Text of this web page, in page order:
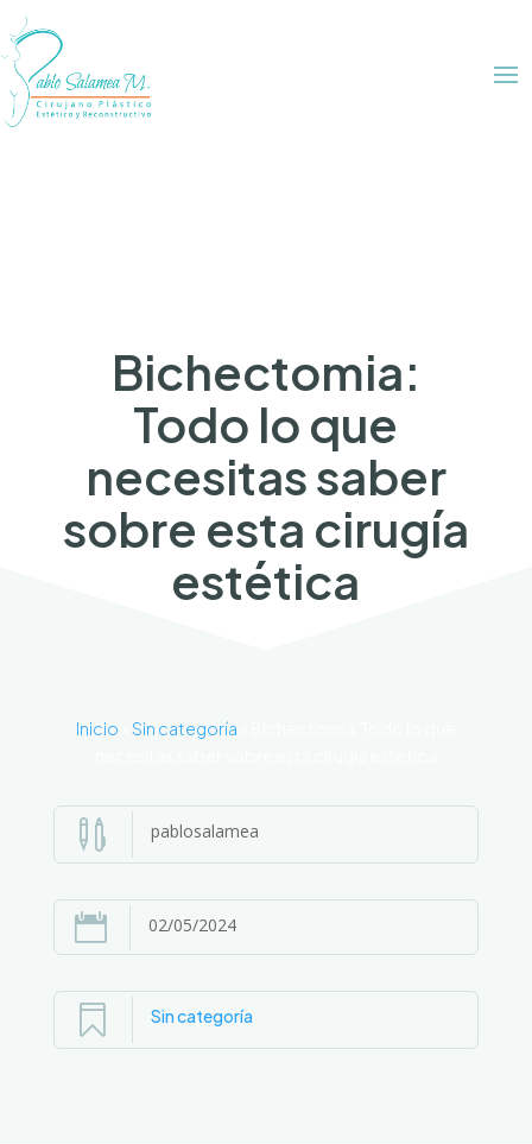
Bichectomia:
Todo lo que
necesitas saber
sobre esta cirugía
estética
Inicio Sin categoría
 pablosalamea
 02/05/2024
 Sin categoría